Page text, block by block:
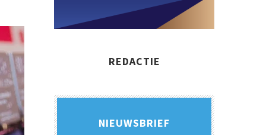
REDACTIE
NIEUWSBRIEF